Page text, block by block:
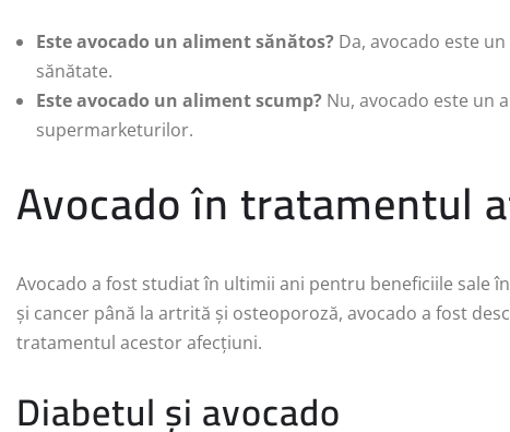
Este avocado un aliment sănătos? Da, avocado este
sănătate.
Este avocado un aliment scump? Nu, avocado este un
supermarketurilor.
Avocado în tratamentul
Avocado a fost studiat în ultimii ani pentru beneficiile sale
și cancer până la artrită și osteoporoză, avocado a fost
tratamentul acestor afecțiuni.
Diabetul și avocado